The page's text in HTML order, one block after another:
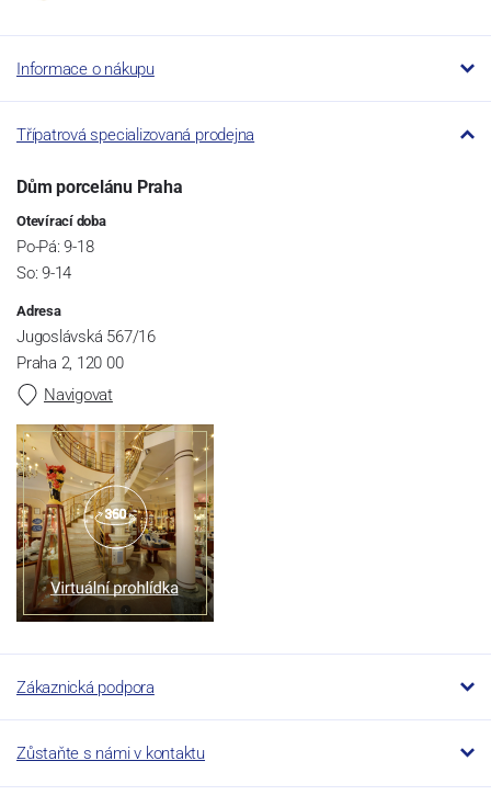
Informace o nákupu
Třípatrová specializovaná prodejna
Dům porcelánu Praha
Otevírací doba
Po-Pá: 9-18
So: 9-14
Adresa
Jugoslávská 567/16
Praha 2, 120 00
Navigovat
Zákaznická podpora
Zůstaňte s námi v kontaktu